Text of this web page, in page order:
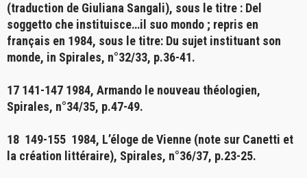
(traduction de Giuliana Sangali), sous le titre : Del
soggetto che instituisce…il suo mondo ; repris en
français en 1984, sous le titre: Du sujet instituant son
monde, in Spirales, n°32/33, p.36-41.
17 141-147 1984, Armando le nouveau théologien,
Spirales, n°34/35, p.47-49.
18 149-155 1984, L’éloge de Vienne (note sur Canetti et
la création littéraire), Spirales, n°36/37, p.23-25.